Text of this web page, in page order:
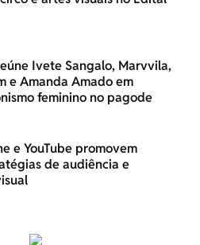
Ivete Sangalo, Marvvila,
e Amanda Amado em
feminino no pagode
e YouTube promovem
de audiência e